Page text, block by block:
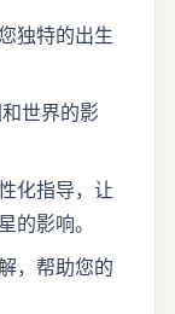
独特的出生
世界的影
化指导，让
的影响。
，帮助您的